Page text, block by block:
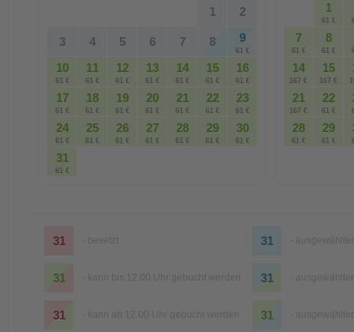
1 2
3 4 5 6 7 8
61 €
9
61 €
10
61 €
11
61 €
12
61 €
13
61 €
14
61 €
15
61 €
16
61 €
17
61 €
18
61 €
19
61 €
20
61 €
21
61 €
22
61 €
23
61 €
24
61 €
25
61 €
26
61 €
27
61 €
28
61 €
29
61 €
30
61 €
31
61 €
1
61 €
7
61 €
8
167 €
14
167 €
15
167 €
21
61 €
22
61 €
28
61 €
29
31 31
31 31
31 31